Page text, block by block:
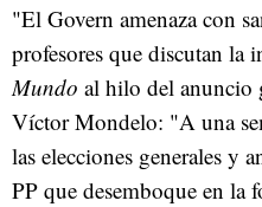
"El Govern amenaza con
profesores que discutan la
Mundo al hilo del anuncio
Víctor Mondelo: "A una
las elecciones generales y
PP que desemboque en la